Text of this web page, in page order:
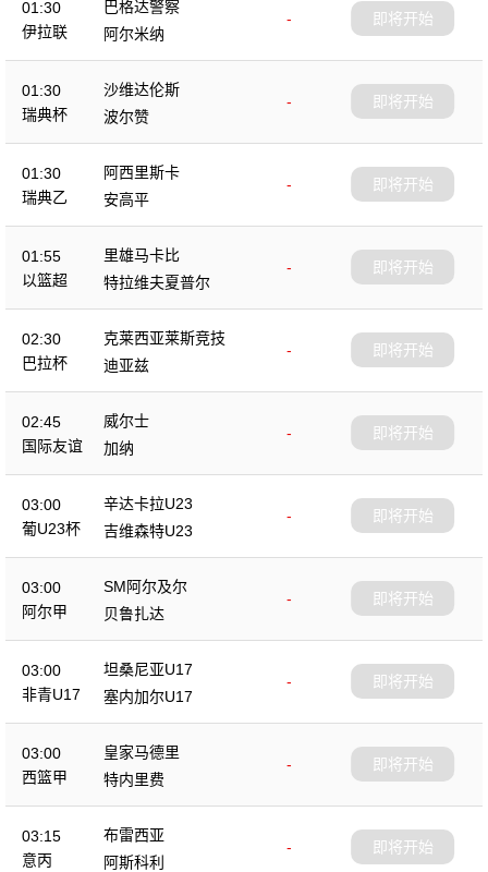
01:30
伊拉联
巴格达警察
-
阿尔米纳
即将开始
01:30
瑞典杯
沙维达伦斯
-
波尔赞
即将开始
01:30
瑞典乙
阿西里斯卡
-
安高平
即将开始
01:55
以篮超
里雄马卡比
-
特拉维夫夏普尔
即将开始
02:30
巴拉杯
克莱西亚莱斯竞技
-
迪亚兹
即将开始
02:45
国际友谊
威尔士
-
加纳
即将开始
03:00
葡U23杯
辛达卡拉U23
-
吉维森特U23
即将开始
03:00
阿尔甲
SM阿尔及尔
-
贝鲁扎达
即将开始
03:00
非青U17
坦桑尼亚U17
-
塞内加尔U17
即将开始
03:00
西篮甲
皇家马德里
-
特内里费
即将开始
03:15
意丙
布雷西亚
-
阿斯科利
即将开始